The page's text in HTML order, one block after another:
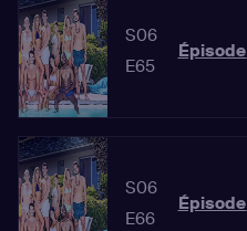
S06
E65
Épisode
S06
E66
Épisode